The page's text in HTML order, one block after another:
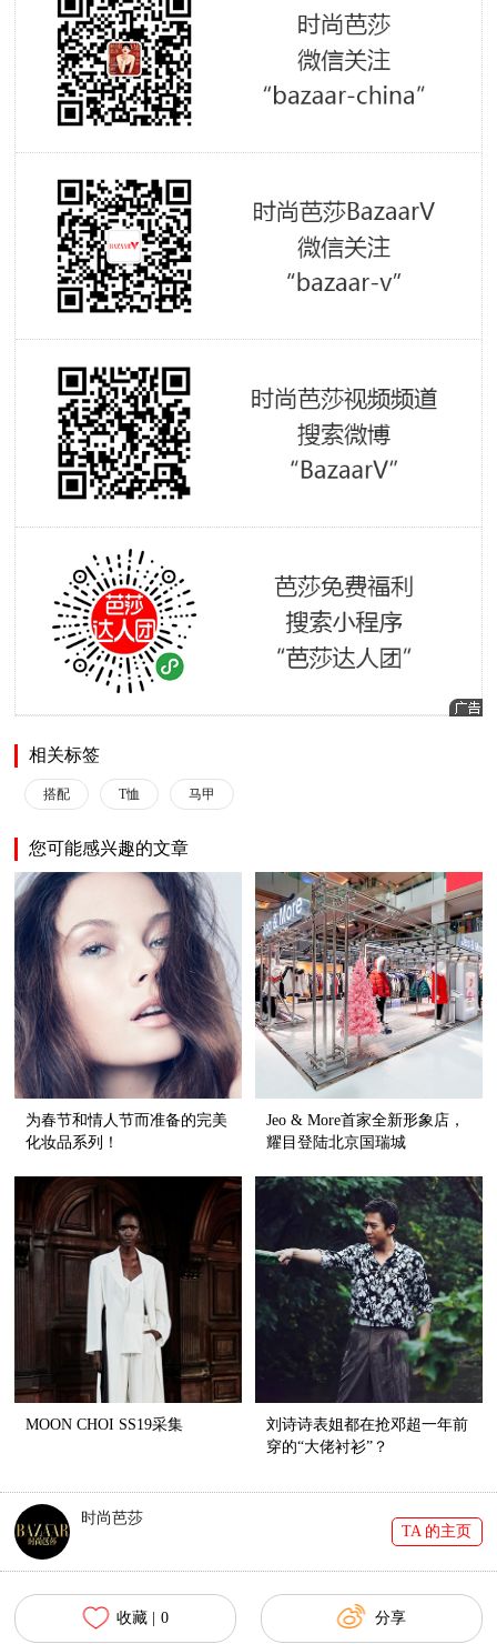
相关标签
搭配 T恤 马甲
您可能感兴趣的文章
为春节和情人节而准备的完美
化妆品系列！
Jeo & More首家全新形象店，
耀目登陆北京国瑞城
MOON CHOI SS19采集
刘诗诗表姐都在抢邓超一年前
穿的“大佬衬衫”？
时尚芭莎
TA 的主页
收藏 | 0 分享